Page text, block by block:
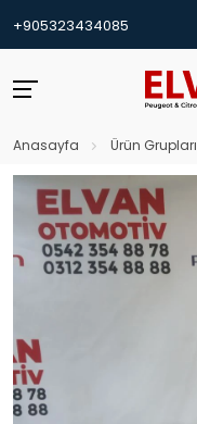
+905323434085
Anasayfa Ürün Grupları